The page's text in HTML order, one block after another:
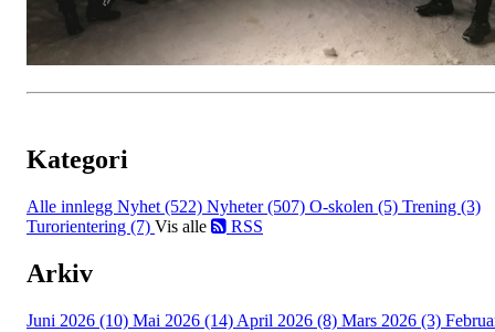
Kategori
Alle innlegg Nyhet (522) Nyheter (507) O-skolen (5) Trening (3)
Turorientering (7) Vis alle RSS
Arkiv
Juni 2026 (10) Mai 2026 (14) April 2026 (8) Mars 2026 (3)